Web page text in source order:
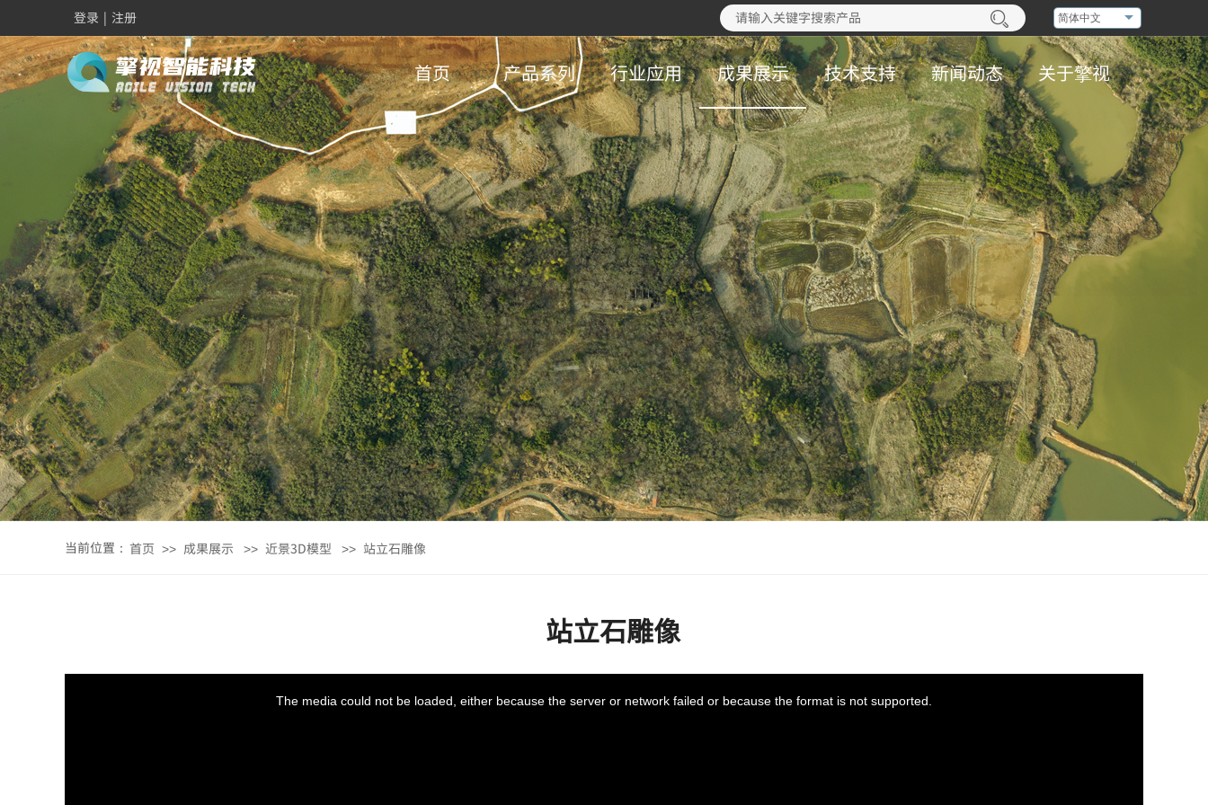
登录 | 注册 简体中文
首页 产品系列 行业应用 成果展示 技术支持 新闻动态 关于擎视
首页 >> 成果展示 >> 近景3D模型 >> 站立石雕像
当前位置：
站立石雕像